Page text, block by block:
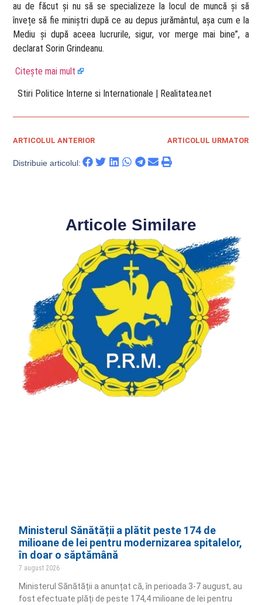
au de făcut și nu să se specializeze la locul de muncă și să
învețe să fie miniștri după ce au depus jurământul, așa cum e la
Mediu și după aceea lucrurile, sigur, vor merge mai bine”, a
declarat Sorin Grindeanu.
Citește mai mult
​ Stiri Politice Interne si Internationale | Realitatea.net
ARTICOLUL ANTERIOR ARTICOLUL URMATOR
Distribuie articolul:
Articole Similare
Ministerul Sănătății a plătit peste 174 de
milioane de lei pentru modernizarea spitalelor,
în doar o săptămână
7 august 2026
Ministerul Sănătății a anunțat că, în perioada 3-7 august, au
fost efectuate plăți de peste 174,4 milioane de lei pentru